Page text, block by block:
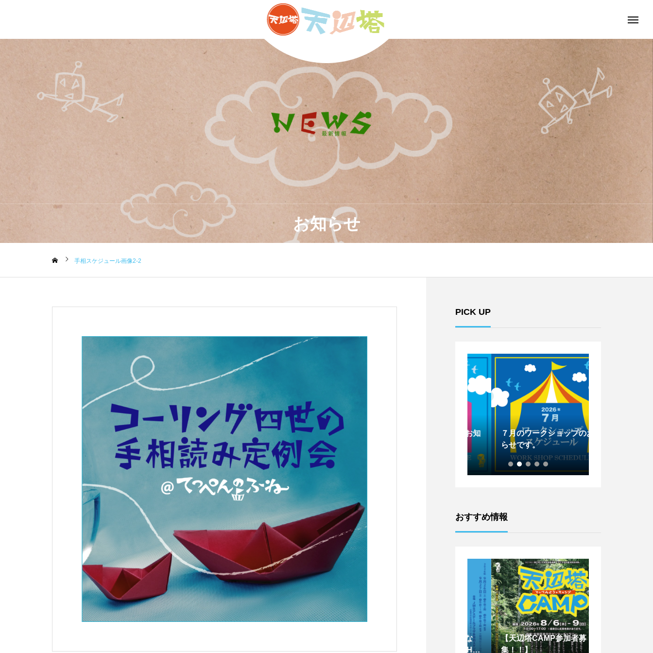
お知らせ
手相スケジュール画像2-2
PICK UP
4月のワークショップのお知
らせです。
７月のワークショップのお知
らせです。
おすすめ情報
ークショップ開催！！】
し』凪の演劇祭〜HIROSHIM
【天辺塔CAMP参加者募
集！！】